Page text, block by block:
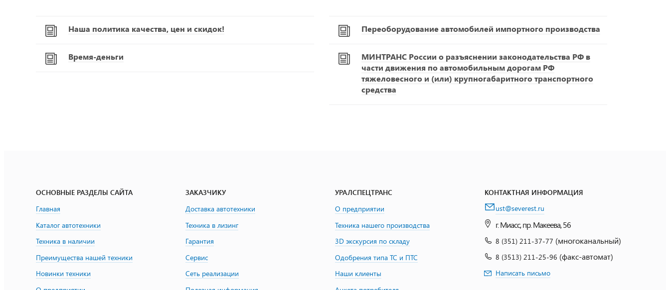
Наша политика качества, цен и скидок! Переоборудование автомобилей импортного производства
Время-деньги
МИНТРАНС России о разъяснении законодательства РФ в
части движения по автомобильным дорогам РФ
тяжеловесного и (или) крупногабаритного транспортного
средства
ОСНОВНЫЕ РАЗДЕЛЫ САЙТА
Главная
Каталог автотехники
Техника в наличии
Преимущества нашей техники
Новинки техники
ЗАКАЗЧИКУ
Доставка автотехники
Техника в лизинг
Гарантия
Сервис
Сеть реализации
УРАЛСПЕЦТРАНС
О предприятии
Техника нашего производства
3D экскурсия по складу
Одобрения типа ТС и ПТС
Наши клиенты
КОНТАКТНАЯ ИНФОРМАЦИЯ
ust@severest.ru
г. Миасс, пр. Макеева, 56
8 (351) 211-37-77 (многоканальный)
8 (3513) 211-25-96 (факс-автомат)
Написать письмо